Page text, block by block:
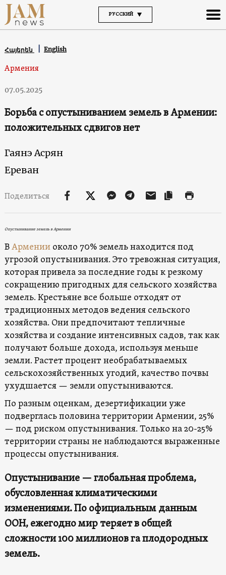
РУССКИЙ
Հայերեն English
Армения
07.05.2025
Борьба с опустыниванием земель в Армении:
положительных сдвигов нет
Гаянэ Асрян
Ереван
Поделиться
Опустынивание земель в Армении
ВАрмении около 70% земель находится под
угрозой опустынивания. Это тревожная ситуация,
которая привела за последние годы к резкому
сокращению пригодных для сельского хозяйства
земель. Крестьяне все больше отходят от
традиционных методов ведения сельского
хозяйства. Они предпочитают тепличные
хозяйства и создание интенсивных садов, так как
получают больше дохода, используя меньше
земли. Растет процент необрабатываемых
сельскохозяйственных угодий, качество почвы
ухудшается — земли опустыниваются.
По разным оценкам, дезертификации уже
подверглась половина территории Армении, 25%
— под риском опустынивания. Только на 20-25%
территории страны не наблюдаются выраженные
процессы опустынивания.
Опустынивание — глобальная проблема,
обусловленная климатическими
изменениями. По официальным данным
ООН, ежегодно мир теряет в общей
сложности 100 миллионов га плодородных
земель.